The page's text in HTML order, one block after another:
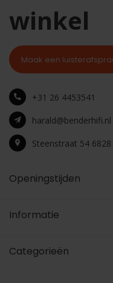
winkel
Maak een
+31 26 4453541
harald@benderhifi.nl
Steenstraat 54
Openingstijden
Informatie
Categorieën